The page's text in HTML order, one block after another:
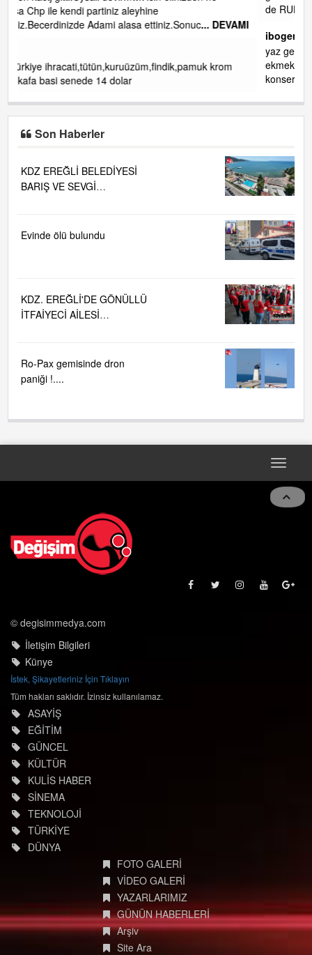
de RUHİ CÖBEKOĞLU... DEVAMI
yaz geldi layyy layyy layy lom festivalleri başladı biz halk
ekmek fabrikası kent lokantası diyoruz ağacum yaz
konserleri diyor
Son Haberler
KDZ EREĞLİ BELEDİYESİ
BARIŞ VE SEVGİ
Evinde ölü bulundu
KDZ. EREĞLİ'DE GÖNÜLLÜ
İTFAİYECİ AİLESİ
Ro-Pax gemisinde dron
paniği !....
Toggle
© degisimmedya.com
İletişim Bilgileri
Künye
İstek, Şikayetleriniz İçin Tıklayın
Tüm hakları saklıdır. İzinsiz kullanılamaz.
ASAYİŞ
EĞİTİM
GÜNCEL
KÜLTÜR
KULİS HABER
SİNEMA
TEKNOLOJİ
TÜRKİYE
DÜNYA
FOTO GALERİ
VİDEO GALERİ
YAZARLARIMIZ
GÜNÜN HABERLERİ
Arşiv
Site Ara